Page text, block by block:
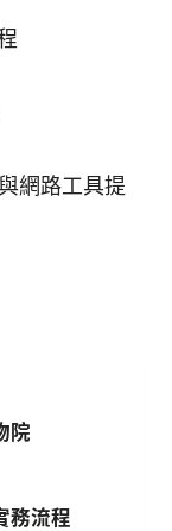
網路工具提
院
務流程